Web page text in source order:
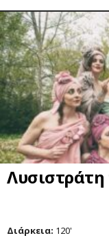
Διάρκεια: 120'